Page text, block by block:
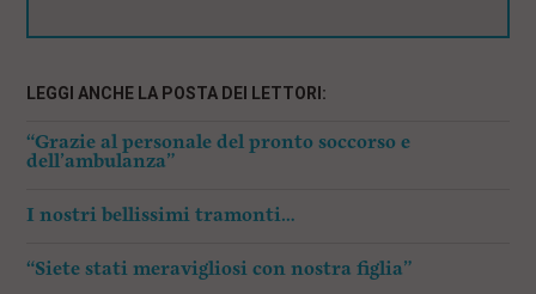
LEGGI ANCHE LA POSTA DEI LETTORI:
“Grazie al personale del pronto soccorso e
dell’ambulanza”
I nostri bellissimi tramonti…
“Siete stati meravigliosi con nostra figlia”